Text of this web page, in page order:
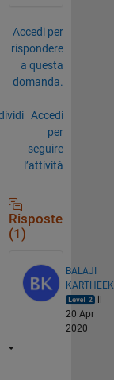
Accedi per
rispondere
a questa
domanda.
Accedi
per
seguire
l’attività
Risposte
(1)
BALAJI
KARTHEEK
il
20 Apr
2020